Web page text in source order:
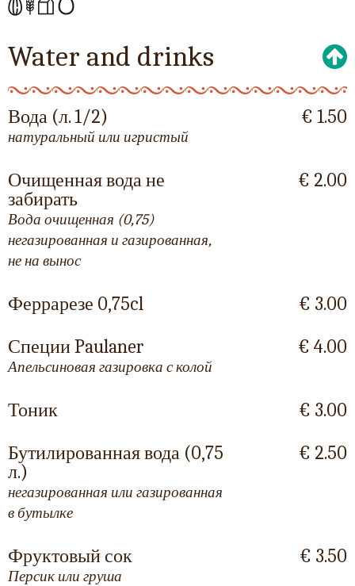
Water and drinks
Вода (л. 1/2)
натуральный или игристый
€ 1.50
Очищенная вода не
забирать
Вода очищенная (0,75)
негазированная и газированная,
не на вынос
€ 2.00
Феррарезе 0,75cl
€ 3.00
Специи Paulaner
Апельсиновая газировка с колой
€ 4.00
Тоник
€ 3.00
Бутилированная вода (0,75
л.)
негазированная или газированная
в бутылке
€ 2.50
Фруктовый сок
Персик или груша
€ 3.50